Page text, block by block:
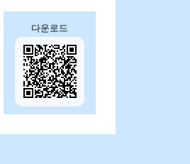
다운로드